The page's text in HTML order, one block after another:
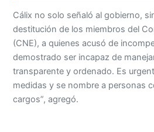
Cálix no solo señaló al gobierno,
destitución de los miembros del
(CNE), a quienes acusó de
demostrado ser incapaz de
transparente y ordenado. Es
medidas y se nombre a personas
cargos”, agregó.